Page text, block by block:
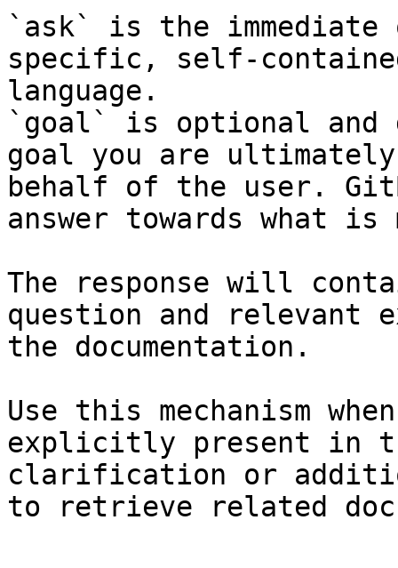
`ask` is the
specific, self-
language.
`goal` is optional and
goal you are
behalf of the user.
answer towards what
The response will
question and relevant
the documentation.
Use this mechanism
explicitly present in
clarification or